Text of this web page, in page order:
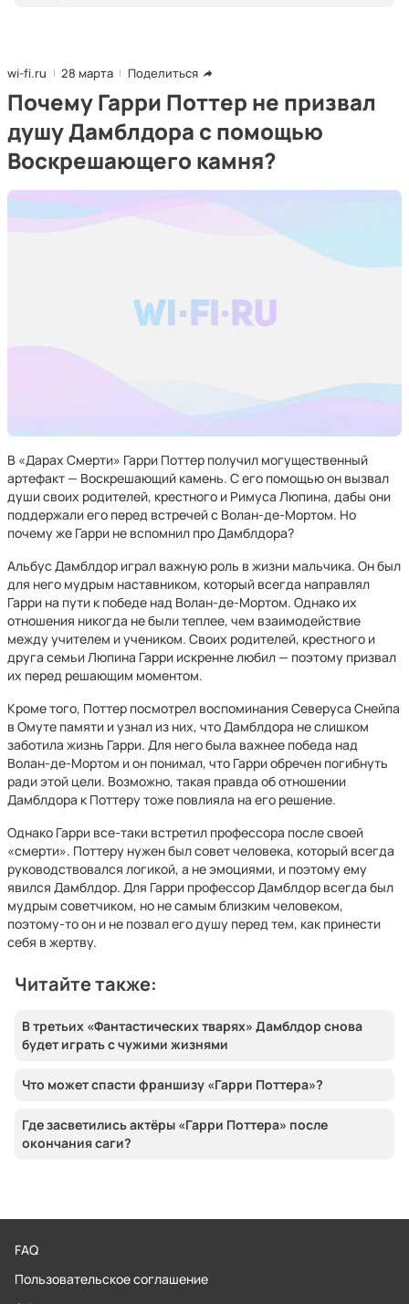
wi-fi.ru 28 марта Поделиться
Почему Гарри Поттер не призвал
душу Дамблдора с помощью
Воскрешающего камня?
В «Дарах Смерти» Гарри Поттер получил могущественный
артефакт — Воскрешающий камень. С его помощью он вызвал
души своих родителей, крестного и Римуса Люпина, дабы они
поддержали его перед встречей с Волан-де-Мортом. Но
почему же Гарри не вспомнил про Дамблдора?
Альбус Дамблдор играл важную роль в жизни мальчика. Он был
для него мудрым наставником, который всегда направлял
Гарри на пути к победе над Волан-де-Мортом. Однако их
отношения никогда не были теплее, чем взаимодействие
между учителем и учеником. Своих родителей, крестного и
друга семьи Люпина Гарри искренне любил — поэтому призвал
их перед решающим моментом.
Кроме того, Поттер посмотрел воспоминания Северуса Снейпа
в Омуте памяти и узнал из них, что Дамблдора не слишком
заботила жизнь Гарри. Для него была важнее победа над
Волан-де-Мортом и он понимал, что Гарри обречен погибнуть
ради этой цели. Возможно, такая правда об отношении
Дамблдора к Поттеру тоже повлияла на его решение.
Однако Гарри все-таки встретил профессора после своей
«смерти». Поттеру нужен был совет человека, который всегда
руководствовался логикой, а не эмоциями, и поэтому ему
явился Дамблдор. Для Гарри профессор Дамблдор всегда был
мудрым советчиком, но не самым близким человеком,
поэтому-то он и не позвал его душу перед тем, как принести
себя в жертву.
Читайте также:
В третьих «Фантастических тварях» Дамблдор снова
будет играть с чужими жизнями
Что может спасти франшизу «Гарри Поттера»?
Где засветились актёры «Гарри Поттера» после
окончания саги?
FAQ
Пользовательское соглашение